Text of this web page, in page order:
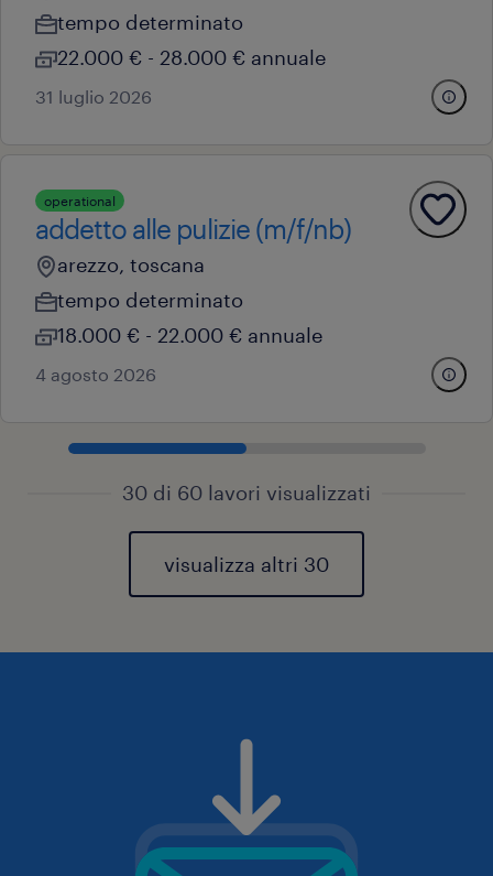
tempo determinato
22.000 € - 28.000 € annuale
31 luglio 2026
operational
addetto alle pulizie (m/f/nb)
arezzo, toscana
tempo determinato
18.000 € - 22.000 € annuale
4 agosto 2026
30 di 60 lavori visualizzati
visualizza altri 30